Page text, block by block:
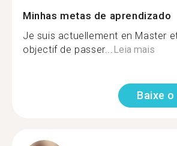
Minhas metas de aprendizado
Je suis actuellement en Master
objectif de passer...Leia mais
Baixe